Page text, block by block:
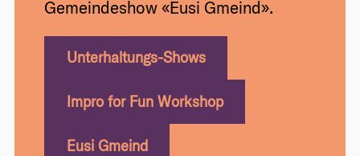
Gemeindeshow «Eusi Gmeind».
Unterhaltungs-Shows
Impro for Fun Workshop
Eusi Gmeind